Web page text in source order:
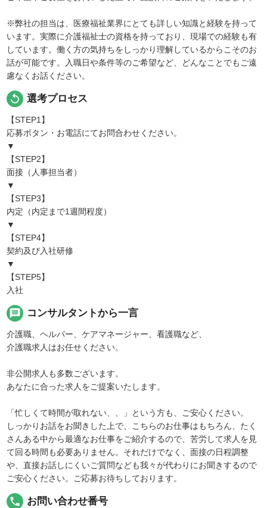
※弊社の担当は、医療福祉業界にとても詳しい知識と経験を持って
います。実際に介護福祉士の資格を持っており、現場での経験も有
しています。働く方の気持ちをしっかり理解しているからこそのお
話が可能です。入職日や条件等のご希望など、どんなことでもご遠
慮なくお話ください。
replay 選考プロセス
【STEP1】
応募ボタン・お電話にてお問合わせください。
▼
【STEP2】
面接（人事担当者）
▼
【STEP3】
内定（内定まで1週間程度）
▼
【STEP4】
契約及び入社研修
▼
【STEP5】
入社
message コンサルタントから一言
介護職、ヘルパー、ケアマネージャー、看護職など、
介護職求人はお任せください。
非公開求人も多数ございます。
あなたに合った求人をご提案いたします。
「忙しくて時間が取れない、、」という方も、ご安心ください。
しっかりお話をお聞きした上で、こちらのお仕事はもちろん、たく
さんある中から最適なお仕事をご紹介するので、苦労して求人を見
て回る時間も必要ありません。それだけでなく、面接の日程調整
や、直接お話しにくいご質問なども我々が代わりにお聞きするので
ご安心ください。ご応募お待ちしております。
local_phone お問い合わせ番号